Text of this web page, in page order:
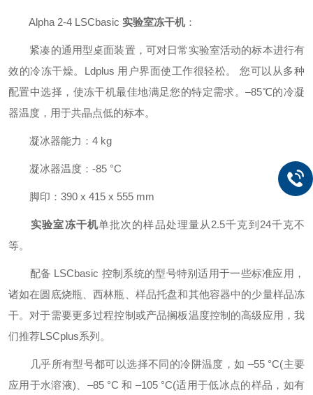
Alpha 2-4 LSCbasic 实验室冻干机：
紧凑的通用型桌面装置，可对日常实验室活动的标本进行有
效的冷冻干燥。Ldplus 用户界面使工作很轻松。 您可以从多种
配置中选择，使冻干机最佳地满足您的特定需求。–85℃的冷凝
器温度，用于共晶点低的标本。
凝冰器能力：4 kg
凝冰器温度：-85 °C
脚印：390 x 415 x 555 mm
实验室冻干机单批次的样品处理量从2.5千克到24千克不
等。
配备 LSCbasic 控制系统的型号特别适用于一些标准应用，
诸如在圆底烧瓶、西林瓶、样品托盘和其他容器中的少量样品冻
干。对于需要更多过程控制或产品搁板温度控制的高级应用，我
们推荐LSCplus系列。
几乎所有型号都可以选择不同的冷阱温度，如 –55 °C(主要
应用于水溶液)、–85 °C 和 –105 °C(适用于低冰点的样品，如有